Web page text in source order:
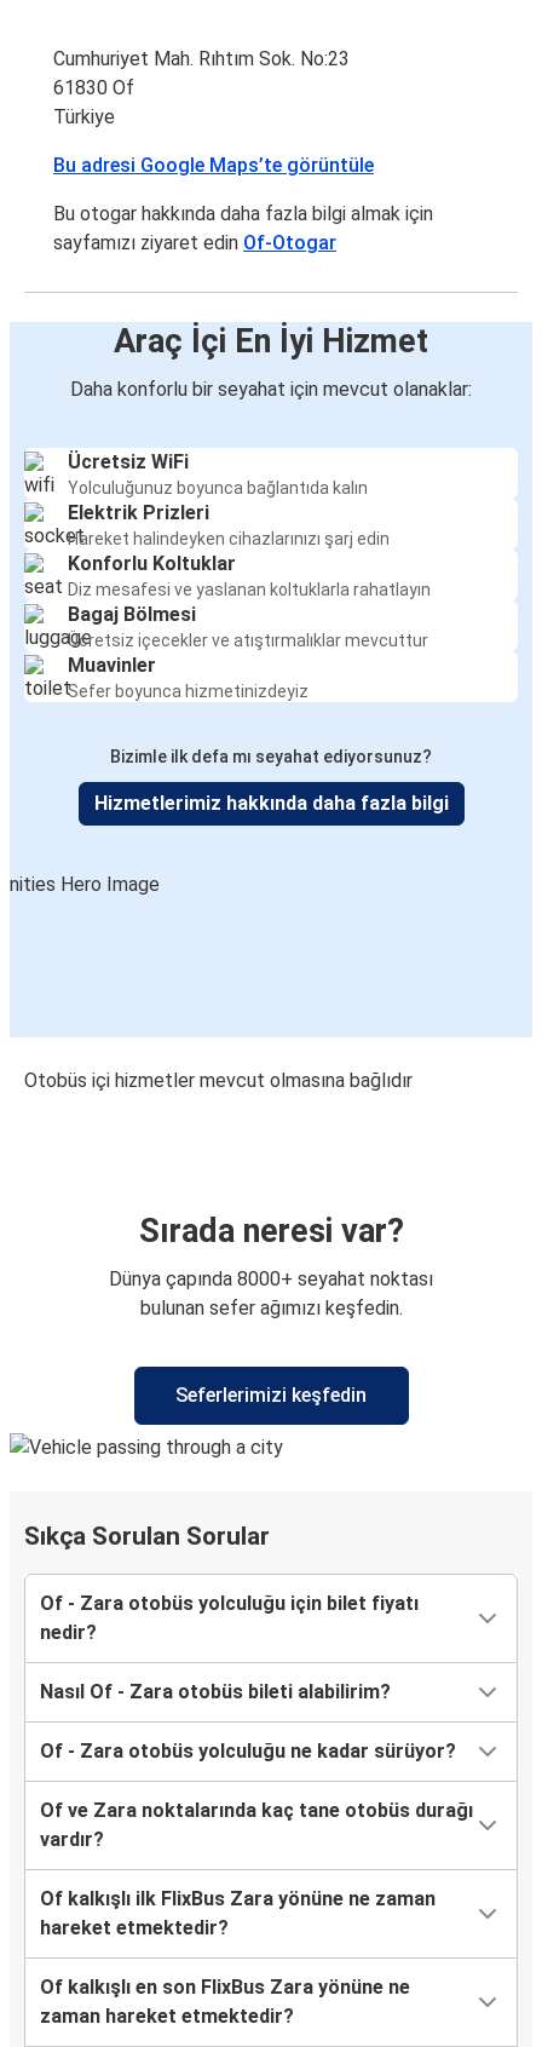
Cumhuriyet Mah. Rıhtım Sok. No:23
61830 Of
Türkiye
Bu adresi Google Maps’te görüntüle
Bu otogar hakkında daha fazla bilgi almak için
sayfamızı ziyaret edin Of-Otogar
Araç İçi En İyi Hizmet
Daha konforlu bir seyahat için mevcut olanaklar:
Ücretsiz WiFi
Yolculuğunuz boyunca bağlantıda kalın
Elektrik Prizleri
Hareket halindeyken cihazlarınızı şarj edin
Konforlu Koltuklar
Diz mesafesi ve yaslanan koltuklarla rahatlayın
Bagaj Bölmesi
Ücretsiz içecekler ve atıştırmalıklar mevcuttur
Muavinler
Sefer boyunca hizmetinizdeyiz
Bizimle ilk defa mı seyahat ediyorsunuz?
Hizmetlerimiz hakkında daha fazla bilgi
Otobüs içi hizmetler mevcut olmasına bağlıdır
Sırada neresi var?
Dünya çapında 8000+ seyahat noktası
bulunan sefer ağımızı keşfedin.
Seferlerimizi keşfedin
Sıkça Sorulan Sorular
Of - Zara otobüs yolculuğu için bilet fiyatı
nedir?
Nasıl Of - Zara otobüs bileti alabilirim?
Of - Zara otobüs yolculuğu ne kadar sürüyor?
Of ve Zara noktalarında kaç tane otobüs durağı
vardır?
Of kalkışlı ilk FlixBus Zara yönüne ne zaman
hareket etmektedir?
Of kalkışlı en son FlixBus Zara yönüne ne
zaman hareket etmektedir?